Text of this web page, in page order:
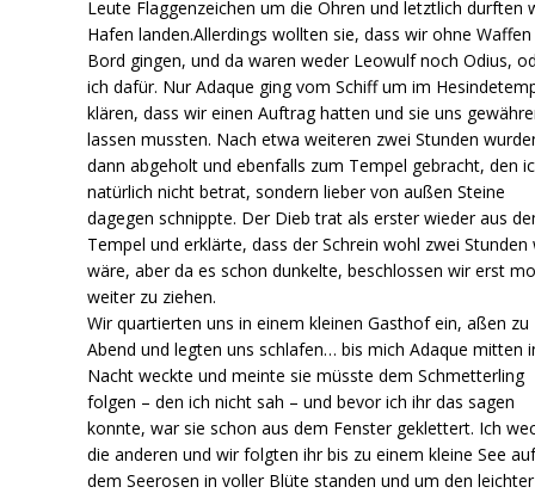
Leute Flaggenzeichen um die Ohren und letztlich durften
Hafen landen.Allerdings wollten sie, dass wir ohne
Bord gingen, und da waren weder Leowulf noch Odius,
ich dafür. Nur Adaque ging vom Schiff um im
klären, dass wir einen Auftrag hatten und sie uns
lassen mussten. Nach etwa weiteren zwei Stunden
dann abgeholt und ebenfalls zum Tempel gebracht, den
natürlich nicht betrat, sondern lieber von außen Steine
dagegen schnippte. Der Dieb trat als erster wieder aus
Tempel und erklärte, dass der Schrein wohl zwei Stunden
wäre, aber da es schon dunkelte, beschlossen wir erst
weiter zu ziehen.
Wir quartierten uns in einem kleinen Gasthof ein, aßen zu
Abend und legten uns schlafen… bis mich Adaque mitten
Nacht weckte und meinte sie müsste dem Schmetterling
folgen – den ich nicht sah – und bevor ich ihr das sagen
konnte, war sie schon aus dem Fenster geklettert. Ich
die anderen und wir folgten ihr bis zu einem kleine See
dem Seerosen in voller Blüte standen und um den leichter